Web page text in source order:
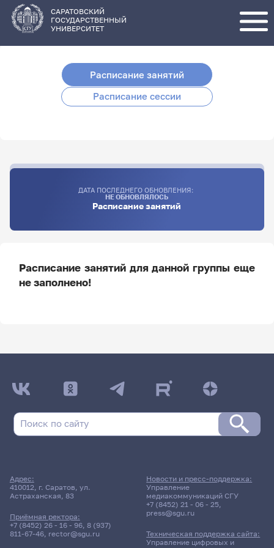
основному
содержанию
САРАТОВСКИЙ
ГОСУДАРСТВЕННЫЙ
УНИВЕРСИТЕТ
Расписание занятий
Расписание сессии
ДАТА ПОСЛЕДНЕГО ОБНОВЛЕНИЯ:
НЕ ОБНОВЛЯЛОСЬ
Расписание занятий
Расписание занятий для данной группы еще
не заполнено!
ДАТА ПОСЛЕДНЕГО ОБНОВЛЕНИЯ:
НЕ ОБНОВЛЯЛОСЬ
Коррекция дисграфии у
детей младшего школьного
4343гр., БППФ
Адрес:
410012, г. Саратов, ул.
Астраханская, 83
Приёмная ректора:
+7 (8452) 26 - 16 - 96, 8 (937)
811-67-46, rector@sgu.ru
Новости и пресс-поддержка:
Управление
медиакоммуникаций СГУ
+7 (8452) 21 - 06 - 25,
press@sgu.ru
Техническая поддержка сайта:
Управление цифровых и